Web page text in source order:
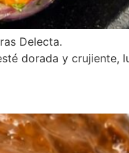
Delecta.
dorada y crujiente,